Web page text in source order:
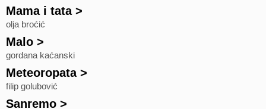
Mama i tata>
olja broćić
Malo >
gordana kaćanski
Meteoropata>
filip golubović
Sanremo >